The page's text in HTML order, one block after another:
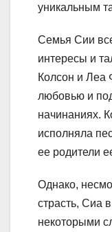
уникальным
Семья Сии
интересы и
Колсон и Леа
любовью и
начинаниях.
исполняла
ее родители
Однако,
страсть, Сиа
некоторыми